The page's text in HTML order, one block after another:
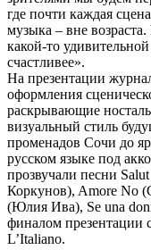
где почти каждая
музыка – вне
какой-то
счастливее».
На презентации
оформления
раскрывающие
визуальный стиль
променадов Сочи до
русском языке под
прозвучали песни
Коркунов), Amore No
(Юлия Ива), Se una
финалом презентации
L’Italiano.